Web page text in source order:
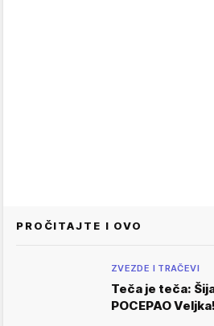
PROČITAJTE I OVO
ZVEZDE I TRAČEVI
Teča je teča:
POCEPAO